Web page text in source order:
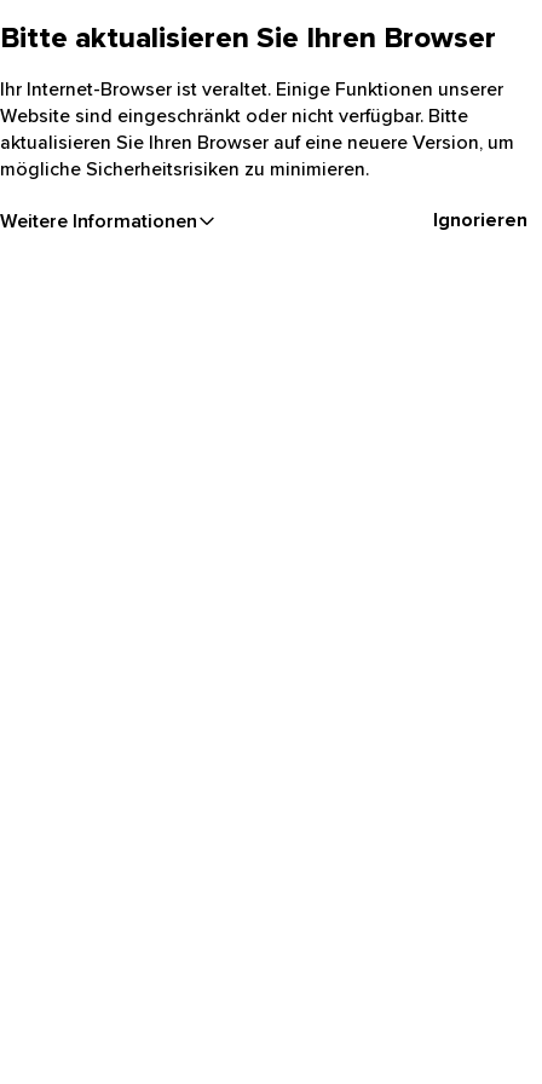
Bitte aktualisieren Sie Ihren Browser
Ihr Internet-Browser ist veraltet. Einige Funktionen unserer
Website sind eingeschränkt oder nicht verfügbar. Bitte
aktualisieren Sie Ihren Browser auf eine neuere Version, um
mögliche Sicherheitsrisiken zu minimieren.
Weitere Informationen Ignorieren